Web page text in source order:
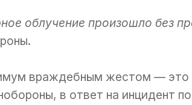
облучение произошло без
враждебным жестом —
в ответ на инцидент